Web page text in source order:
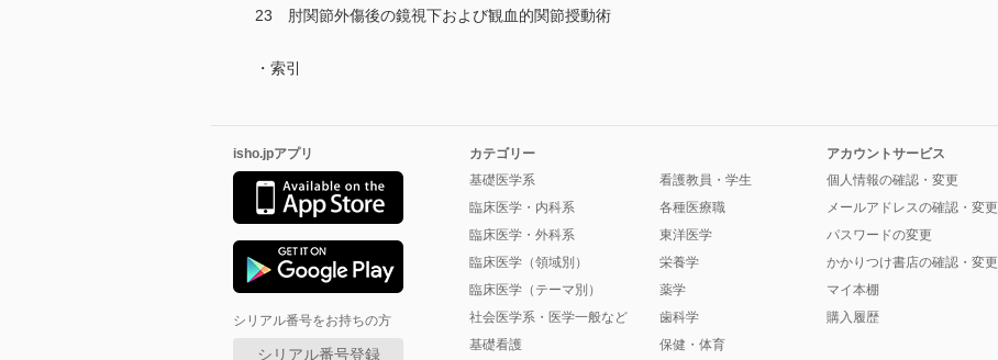
23 肘関節外傷後の鏡視下および観血的関節授動術
・索引
isho.jpアプリ
シリアル番号をお持ちの方
シリアル番号登録
カテゴリー
基礎医学系
臨床医学・内科系
臨床医学・外科系
臨床医学（領域別）
臨床医学（テーマ別）
社会医学系・医学一般など
基礎看護
看護教員・学生
各種医療職
東洋医学
栄養学
薬学
歯科学
保健・体育
アカウントサービス
個人情報の確認・変更
メールアドレスの確認・変更
パスワードの変更
かかりつけ書店の確認・変更
マイ本棚
購入履歴